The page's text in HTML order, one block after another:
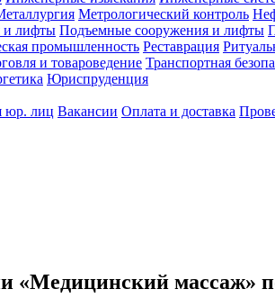
Метрологический контроль
и лифты Подъемные сооружения и лифты
промышленность Реставрация
и товароведение Транспортная
Юриспруденция
юр. лиц Вакансии Оплата и доставка
массаж»